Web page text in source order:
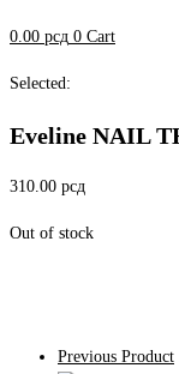
0.00 рсд 0 Cart
Selected:
Eveline NAIL
310.00 рсд
Out of stock
Previous Product